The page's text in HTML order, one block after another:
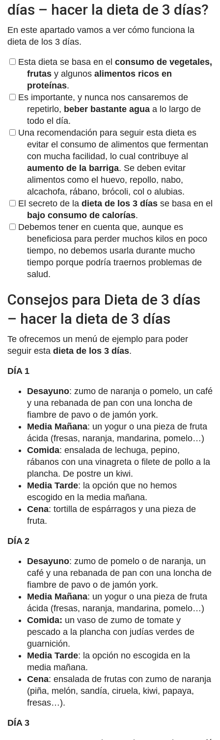
días – hacer la dieta de 3 días?
En este apartado vamos a ver cómo funciona la
dieta de los 3 días.
Esta dieta se basa en el consumo de vegetales,
frutas y algunos alimentos ricos en
proteínas.
Es importante, y nunca nos cansaremos de
repetirlo, beber bastante agua a lo largo de
todo el día.
Una recomendación para seguir esta dieta es
evitar el consumo de alimentos que fermentan
con mucha facilidad, lo cual contribuye al
aumento de la barriga. Se deben evitar
alimentos como el huevo, repollo, nabo,
alcachofa, rábano, brócoli, col o alubias.
El secreto de la dieta de los 3 días se basa en el
bajo consumo de calorías.
Debemos tener en cuenta que, aunque es
beneficiosa para perder muchos kilos en poco
tiempo, no debemos usarla durante mucho
tiempo porque podría traernos problemas de
salud.
Consejos para Dieta de 3 días
– hacer la dieta de 3 días
Te ofrecemos un menú de ejemplo para poder
seguir esta dieta de los 3 días.
DÍA 1
Desayuno: zumo de naranja o pomelo, un café
y una rebanada de pan con una loncha de
fiambre de pavo o de jamón york.
Media Mañana: un yogur o una pieza de fruta
ácida (fresas, naranja, mandarina, pomelo…)
Comida: ensalada de lechuga, pepino,
rábanos con una vinagreta o filete de pollo a la
plancha. De postre un kiwi.
Media Tarde: la opción que no hemos
escogido en la media mañana.
Cena: tortilla de espárragos y una pieza de
fruta.
DÍA 2
Desayuno: zumo de pomelo o de naranja, un
café y una rebanada de pan con una loncha de
fiambre de pavo o de jamón york.
Media Mañana: un yogur o una pieza de fruta
ácida (fresas, naranja, mandarina, pomelo…)
Comida: un vaso de zumo de tomate y
pescado a la plancha con judías verdes de
guarnición.
Media Tarde: la opción no escogida en la
media mañana.
Cena: ensalada de frutas con zumo de naranja
(piña, melón, sandía, ciruela, kiwi, papaya,
fresas…).
DÍA 3